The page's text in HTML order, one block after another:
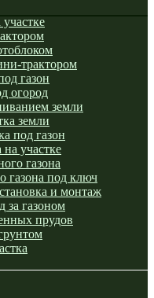
трактором
газон
огород
земли
земли
под газон
на участке
газона
газона под ключ
и монтаж
за газоном
прудов